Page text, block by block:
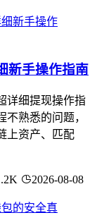
新手操作指南
详细提现操作指
不熟悉的问题，
上资产、匹配
2026-08-08